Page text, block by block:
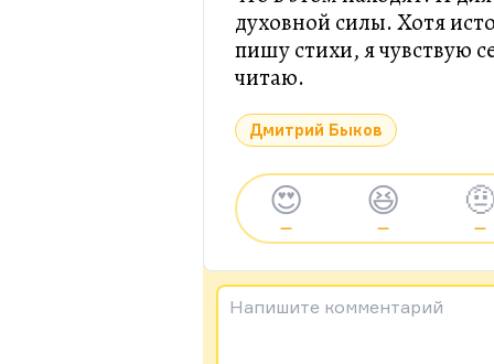
духовной силы. Хотя
пишу стихи, я чувствую
читаю.
Дмитрий Быков
😍
—
😆
—
🤨
—
Напишите комментарий